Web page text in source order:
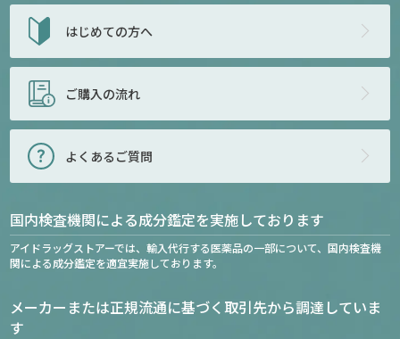
はじめての方へ
ご購入の流れ
よくあるご質問
国内検査機関による成分鑑定を実施しております
アイドラッグストアーでは、輸入代行する医薬品の一部について、国内検査機
関による成分鑑定を適宜実施しております。
メーカーまたは正規流通に基づく取引先から調達していま
す